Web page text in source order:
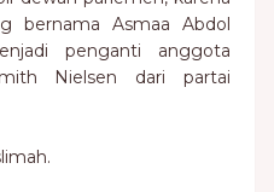
bernama Asmaa Abdol
penganti anggota
Nielsen dari partai